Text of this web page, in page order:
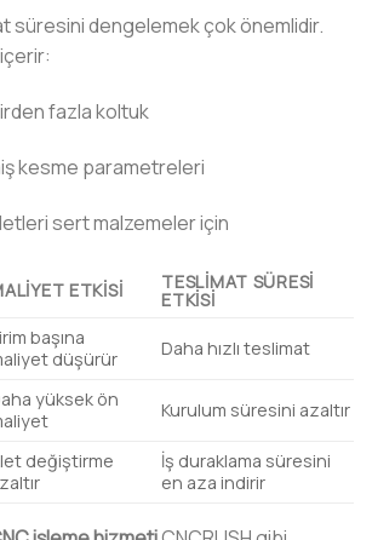
süresini dengelemek çok önemlidir.
fazla koltuk
kesme parametreleri
sert malzemeler için
ETKISI TESLIMAT SÜRESI
ETKISI
başına
düşürür
Daha hızlı teslimat
yüksek ön
Kurulum süresini azaltır
değiştirme
İş duraklama süresini
en aza indirir